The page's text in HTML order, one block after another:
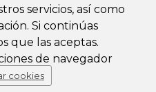
Rights Reserved
-Política de cookies
servicios, así como
Si continúas
que las aceptas.
de navegador
cookies